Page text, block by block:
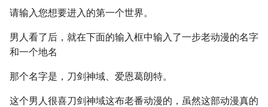
请输入您想要进入的第一个世界。
男人看了后，就在下面的输入框中输入了一步老动漫的名字
和一个地名
那个名字是，刀剑神域、爱恩葛朗特。
这个男人很喜刀剑神域这布老番动漫的，虽然这部动漫真的